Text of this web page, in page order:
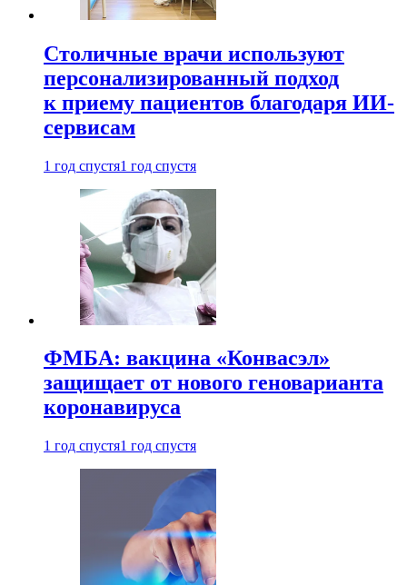
Столичные врачи используют
персонализированный подход
к приему пациентов благодаря ИИ-
сервисам
1 год спустя1 год спустя
ФМБА: вакцина «Конвасэл»
защищает от нового геноварианта
коронавируса
1 год спустя1 год спустя